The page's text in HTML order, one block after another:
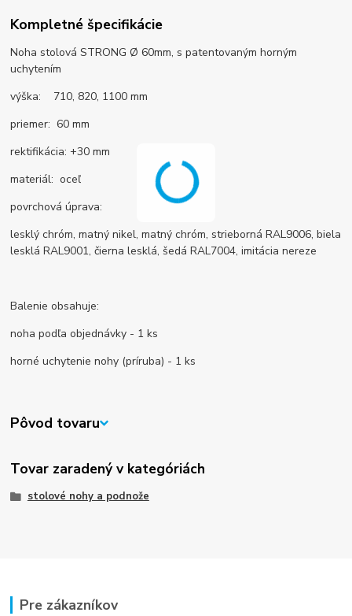
Kompletné špecifikácie
Noha stolová STRONG Ø 60mm, s patentovaným horným
uchytením
výška: 710, 820, 1100 mm
priemer: 60 mm
rektifikácia: +30 mm
materiál: oceľ
povrchová úprava:
lesklý chróm, matný nikel, matný chróm, strieborná RAL9006, biela
lesklá RAL9001, čierna lesklá, šedá RAL7004, imitácia nereze
Balenie obsahuje:
noha podľa objednávky - 1 ks
horné uchytenie nohy (príruba) - 1 ks
Pôvod tovaru
Tovar zaradený v kategóriách
stolové nohy a podnože
Pre zákazníkov